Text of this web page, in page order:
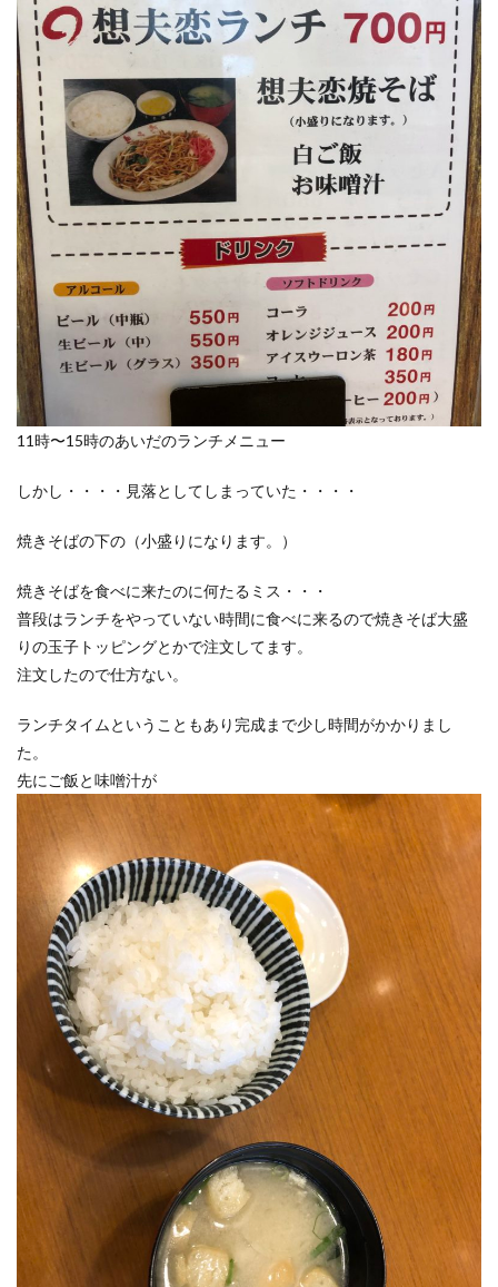
11時〜15時のあいだのランチメニュー
しかし・・・・見落としてしまっていた・・・・
焼きそばの下の（小盛りになります。）
焼きそばを食べに来たのに何たるミス・・・
普段はランチをやっていない時間に食べに来るので焼きそば大盛
りの玉子トッピングとかで注文してます。
注文したので仕方ない。
ランチタイムということもあり完成まで少し時間がかかりまし
た。
先にご飯と味噌汁が